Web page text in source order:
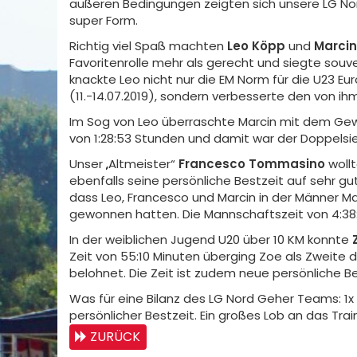
äußeren Bedingungen zeigten sich unsere LG
super Form.
Richtig viel Spaß machten Leo Köpp und
Favoritenrolle mehr als gerecht und siegte
knackte Leo nicht nur die EM Norm für die U23
(11.-14.07.2019), sondern verbesserte den von
Im Sog von Leo überraschte Marcin mit dem
von 1:28:53 Stunden und damit war der
Unser „Altmeister“ Francesco Tommasino
ebenfalls seine persönliche Bestzeit auf sehr
dass Leo, Francesco und Marcin in der
gewonnen hatten. Die Mannschaftszeit von
In der weiblichen Jugend U20 über 10 KM konnte
Zeit von 55:10 Minuten überging Zoe als
belohnet. Die Zeit ist zudem neue persönliche
Was für eine Bilanz des LG Nord Geher Teams:
persönlicher Bestzeit. Ein großes Lob an das
ZURÜCK